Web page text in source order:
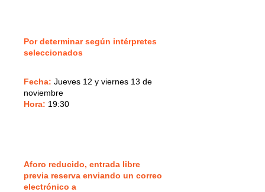
Por determinar según intérpretes
seleccionados
Fecha: Jueves 12 y viernes 13 de
noviembre
Hora: 19:30
Aforo reducido, entrada libre
previa reserva enviando un correo
electrónico a